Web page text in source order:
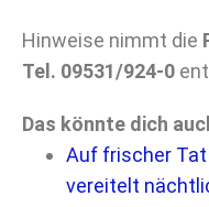
Hinweise nimmt die
Tel. 09531/924-0
Das könnte dich
Auf frischer
vereitelt